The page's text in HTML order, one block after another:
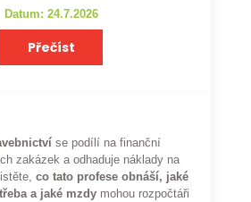
Datum: 24.7.2026
Přečíst
se podílí na finanční
zakázek a odhaduje náklady na
co tato profese obnáší, jaké
a jaké mzdy mohou rozpočtáři